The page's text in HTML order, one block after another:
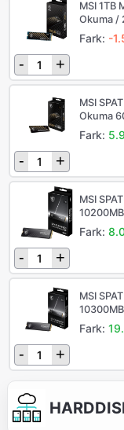
MSI 1TB
Okuma /
Fark: -
- +
MSI
Okuma
Fark:
- +
MSI
Fark:
- +
MSI
Fark:
- +